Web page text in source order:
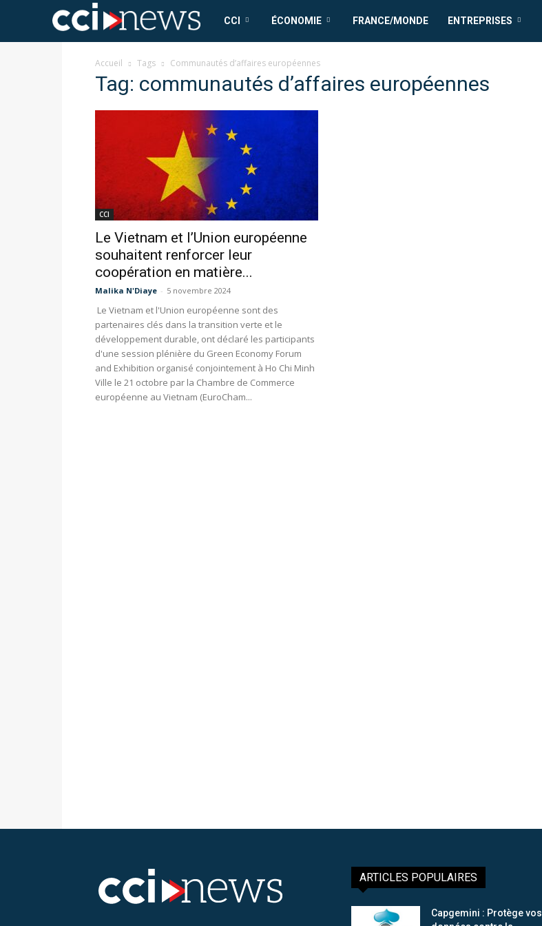
CCI
News
CCI ÉCONOMIE FRANCE/MONDE ENTREPRISES
Accueil Tags Communautés d’affaires européennes
Tag: communautés d’affaires européennes
CCI
Le Vietnam et l’Union européenne
souhaitent renforcer leur
coopération en matière...
Malika N'Diaye - 5 novembre 2024
Le Vietnam et l'Union européenne sont des
partenaires clés dans la transition verte et le
développement durable, ont déclaré les participants
d'une session plénière du Green Economy Forum
and Exhibition organisé conjointement à Ho Chi Minh
Ville le 21 octobre par la Chambre de Commerce
européenne au Vietnam (EuroCham...
ARTICLES POPULAIRES
Capgemini : Protège vos